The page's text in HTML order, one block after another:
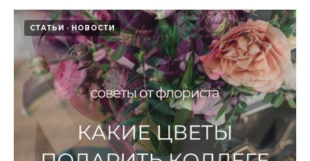
СТАТЬИ НОВОСТИ